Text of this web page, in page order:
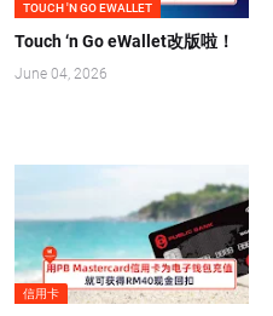
TOUCH 'N GO EWALLET
Touch ‘n Go eWallet改版啦！
June 04, 2026
信用卡